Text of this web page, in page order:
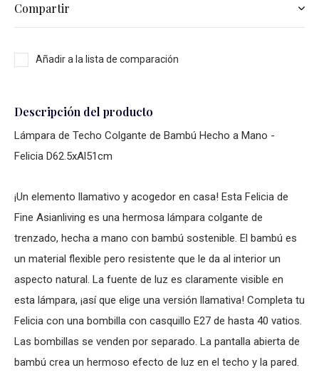
Compartir
Añadir a la lista de comparación
Descripción del producto
Lámpara de Techo Colgante de Bambú Hecho a Mano -
Felicia D62.5xAl51cm
¡Un elemento llamativo y acogedor en casa! Esta Felicia de
Fine Asianliving es una hermosa lámpara colgante de
trenzado, hecha a mano con bambú sostenible. El bambú es
un material flexible pero resistente que le da al interior un
aspecto natural. La fuente de luz es claramente visible en
esta lámpara, ¡así que elige una versión llamativa! Completa tu
Felicia con una bombilla con casquillo E27 de hasta 40 vatios.
Las bombillas se venden por separado. La pantalla abierta de
bambú crea un hermoso efecto de luz en el techo y la pared.